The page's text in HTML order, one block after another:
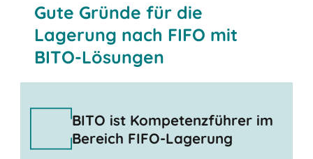
Gute Gründe für die
Lagerung nach FIFO mit
BITO-Lösungen
BITO ist Kompetenzführer im
Bereich FIFO-Lagerung